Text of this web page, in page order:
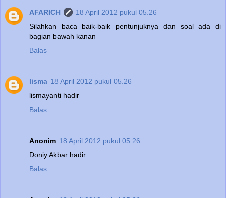
AFARICH
18 April 2012 pukul 05.26
Silahkan baca baik-baik pentunjuknya dan soal ada di
bagian bawah kanan
Balas
lisma 18 April 2012 pukul 05.26
lismayanti hadir
Balas
Anonim 18 April 2012 pukul 05.26
Doniy Akbar hadir
Balas